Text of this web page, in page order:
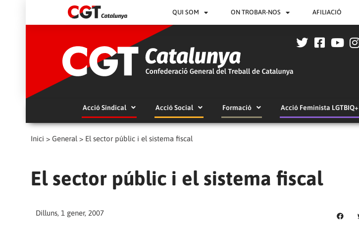
QUI SOM ON TROBAR-NOS AFILIACIÓ
Acció Sindical Acció Social Formació Acció Feminista LGTBIQ+
Inici > General > El sector públic i el sistema fiscal
El sector públic i el sistema fiscal
Dilluns, 1 gener, 2007